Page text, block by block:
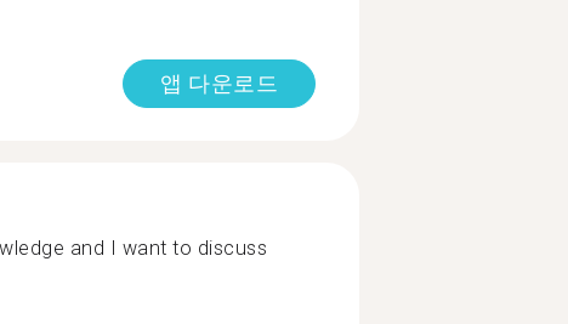
앱 다운로드
and I want to discuss